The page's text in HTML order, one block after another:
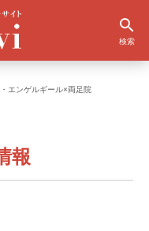
検索
・エンゲルギール×両足院
報